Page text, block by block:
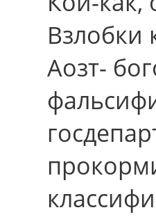
Взлобки
Аозт-